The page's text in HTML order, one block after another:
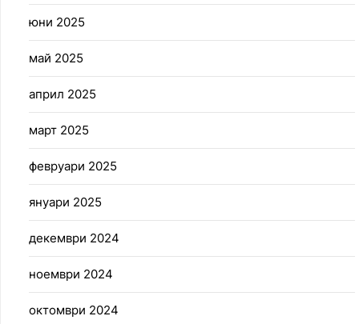
юни 2025
май 2025
април 2025
март 2025
февруари 2025
януари 2025
декември 2024
ноември 2024
октомври 2024